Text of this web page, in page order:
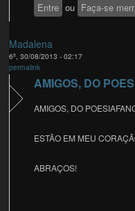
Entre ou Faça-se
Madalena
6ª, 30/08/2013 - 02:17
permalink
AMIGOS, DO
AMIGOS, DO
ESTÃO EM MEU
ABRAÇOS!